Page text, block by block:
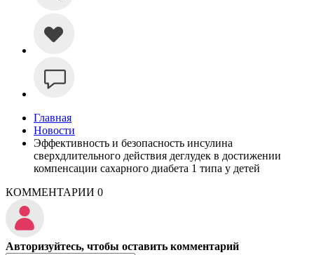
Главная
Новости
Эффективность и безопасность инсулина
сверхдлительного действия деглудек в достижении
компенсации сахарного диабета 1 типа у детей
КОММЕНТАРИИ 0
Авторизуйтесь, чтобы оставить комментарий